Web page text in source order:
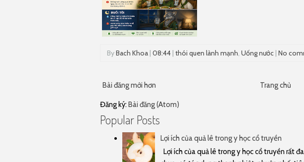
ByBach Khoa | 08:44 | thói quen lành mạnh, Uống nước | No
Bài đăng mới hơn Trang chủ
Đăng ký: Bài đăng (Atom)
Popular Posts
Lợi ích của quả lê trong y học cổ truyền
Lợi ích của quả lê trong y học cổ truyền rất